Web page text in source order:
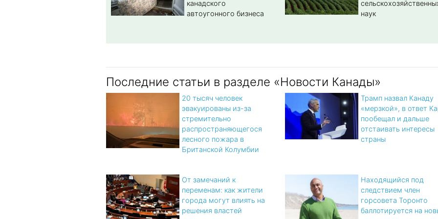
канадского
автоугонного бизнеса
наук
Последние статьи в разделе «Новости Канады»
20 тысяч человек
эвакуированы из-за
стремительно
распространяющегося
лесного пожара в
Британской Колумбии
Трамп назвал Канаду
«мерзкой», в ответ
пообещал и дальше
отстаивать интересы
страны
От замечаний к
переменам: как жители
города могут влиять на
решения властей
Находящийся под
следствием член
горсовета Торонто
баллотируется на